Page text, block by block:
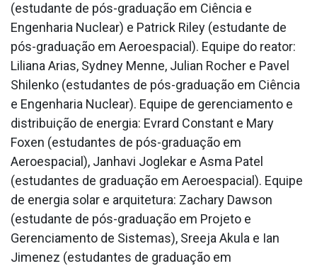
(estudante de pós-graduação em Ciência e
Engenharia Nuclear) e Patrick Riley (estudante de
pós-graduação em Aeroespacial). Equipe do reator:
Liliana Arias, Sydney Menne, Julian Rocher e Pavel
Shilenko (estudantes de pós-graduação em Ciência
e Engenharia Nuclear). Equipe de gerenciamento e
distribuição de energia: Evrard Constant e Mary
Foxen (estudantes de pós-graduação em
Aeroespacial), Janhavi Joglekar e Asma Patel
(estudantes de graduação em Aeroespacial). Equipe
de energia solar e arquitetura: Zachary Dawson
(estudante de pós-graduação em Projeto e
Gerenciamento de Sistemas), Sreeja Akula e Ian
Jimenez (estudantes de graduação em